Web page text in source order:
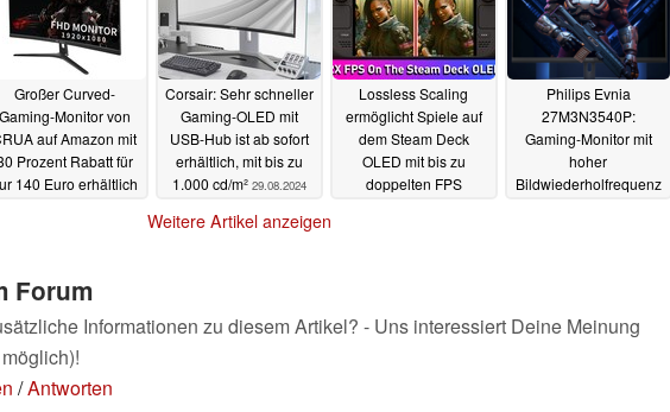
Großer Curved-
Gaming-Monitor von
auf Amazon mit
Prozent Rabatt für
140 Euro erhältlich
Corsair: Sehr schneller
Gaming-OLED mit
USB-Hub ist ab sofort
erhältlich, mit bis zu
1.000 cd/m² 29.08.2024
Lossless Scaling
ermöglicht Spiele auf
dem Steam Deck
OLED mit bis zu
doppelten FPS
Philips Evnia
27M3N3540P:
Gaming-Monitor mit
hoher
Bildwiederholfrequenz
Weitere Artikel anzeigen
Forum
Informationen zu diesem Artikel? - Uns interessiert Deine Meinung
/Antworten